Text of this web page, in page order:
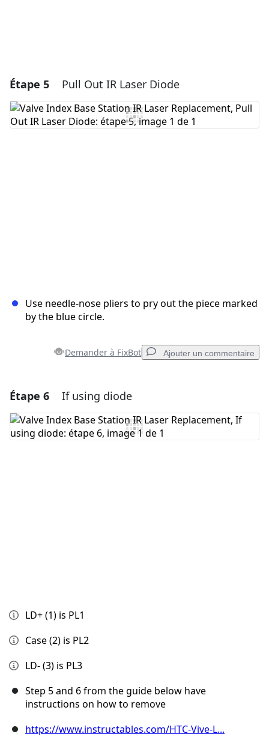
Étape 5 Pull Out IR Laser Diode
Use needle-nose pliers to pry out the piece marked
by the blue circle.
Demander à FixBot Ajouter un commentaire
Ajouter un commentaire
Ajouter un commentaire
Étape 6 If using diode
LD+ (1) is PL1
Case (2) is PL2
LD- (3) is PL3
Step 5 and 6 from the guide below have
instructions on how to remove
https://www.instructables.com/HTC-Vive-L...